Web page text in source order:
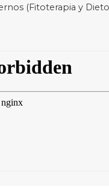
(Fitoterapia y